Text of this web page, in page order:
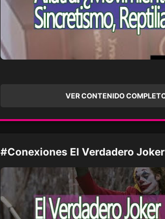
VER CONTENIDO
#Conexiones El Verdadero Joker